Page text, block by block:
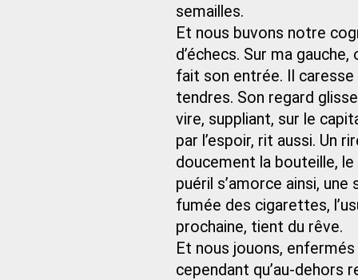
semailles.
Et nous buvons notre
d’échecs. Sur ma
fait son entrée. Il
tendres. Son regard
vire, suppliant, sur le
par l’espoir, rit aussi. Un
doucement la bouteille,
puéril s’amorce ainsi,
fumée des cigarettes,
prochaine, tient du rêve.
Et nous jouons,
cependant qu’au-dehors